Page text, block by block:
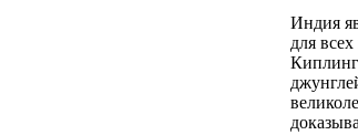
Индия
для